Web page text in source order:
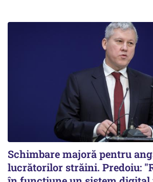
Schimbare majoră pentru
lucrătorilor străini. Predoiu: